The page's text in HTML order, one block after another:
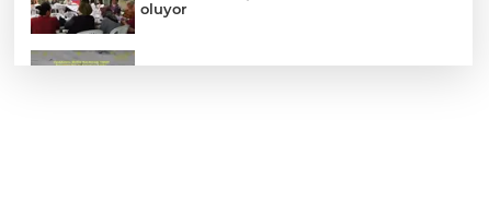
oluyor